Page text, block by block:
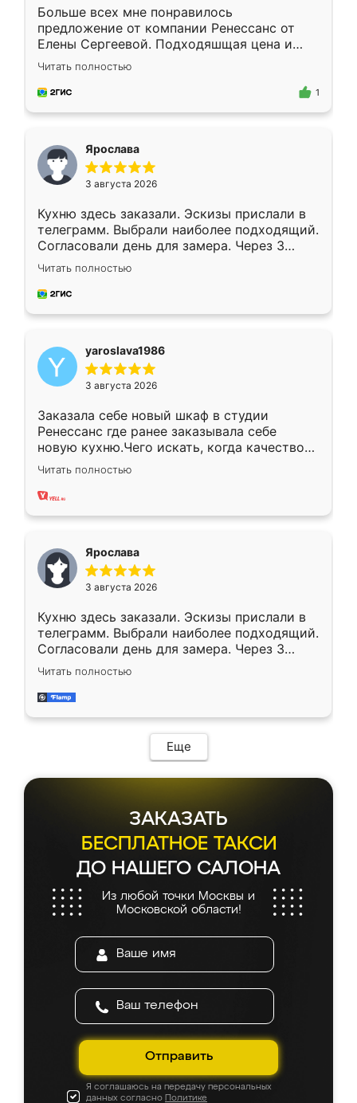
Больше всех мне понравилось
предложение от компании Ренессанс от
Елены Сергеевой. Подходяшщая цена и
короткие сроки изготовления. Приехавший
для замера сотрудник Владислав
предложил по моему эскизу самый
Читать полностью
1
Ярослава
3 августа 2026
Кухню здесь заказали. Эскизы прислали в
телеграмм. Выбрали наиболее подходящий.
Согласовали день для замера. Через 3
недели кухня была уже готова. Остались
довольны работой. Спасибо Ренессанс
мебель за качественную работу!
Читать полностью
yaroslava1986
3 августа 2026
Заказала себе новый шкаф в студии
Ренессанс где ранее заказывала себе
новую кухню.Чего искать, когда качеством
вполне довольна. Служит кухня уже почти
два года, нареканий нет.
Читать полностью
Ярослава
3 августа 2026
Кухню здесь заказали. Эскизы прислали в
телеграмм. Выбрали наиболее подходящий.
Согласовали день для замера. Через 3
недели кухня была уже готова. Остались
довольны работой. Спасибо Ренессанс
мебель за качественную работу!
Читать полностью
Еще
ЗАКАЗАТЬ
БЕСПЛАТНОЕ ТАКСИ
ДО НАШЕГО САЛОНА
Из любой точки Москвы и
Московской области!
Отправить
Я соглашаюсь на передачу персональных
данных согласно Политике